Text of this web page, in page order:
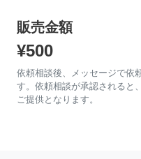
販売金額
¥500
依頼相談後、メッセージで依
す。依頼相談が承認されると
ご提供となります。